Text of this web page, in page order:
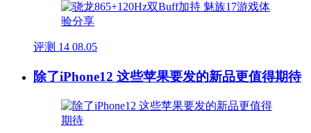
评测 14 08.05
除了iPhone12 这些苹果要发的新品更值得期待